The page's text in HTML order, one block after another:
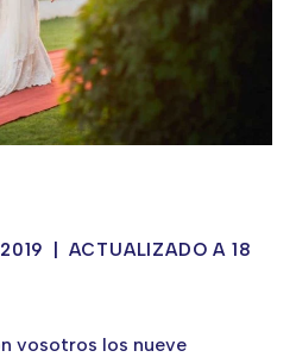
ACTUALIZADO A 18
vosotros los nueve